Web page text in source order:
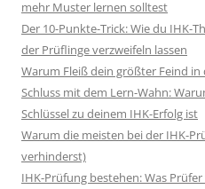
mehr Muster lernen solltest
Der 10-Punkte-Trick: Wie du IHK-
der Prüflinge verzweifeln lassen
Warum Fleiß dein größter Feind
Schluss mit dem Lern-Wahn:
Schlüssel zu deinem IHK-Erfolg ist
Warum die meisten bei der IHK-
verhinderst)
IHK-Prüfung bestehen: Was